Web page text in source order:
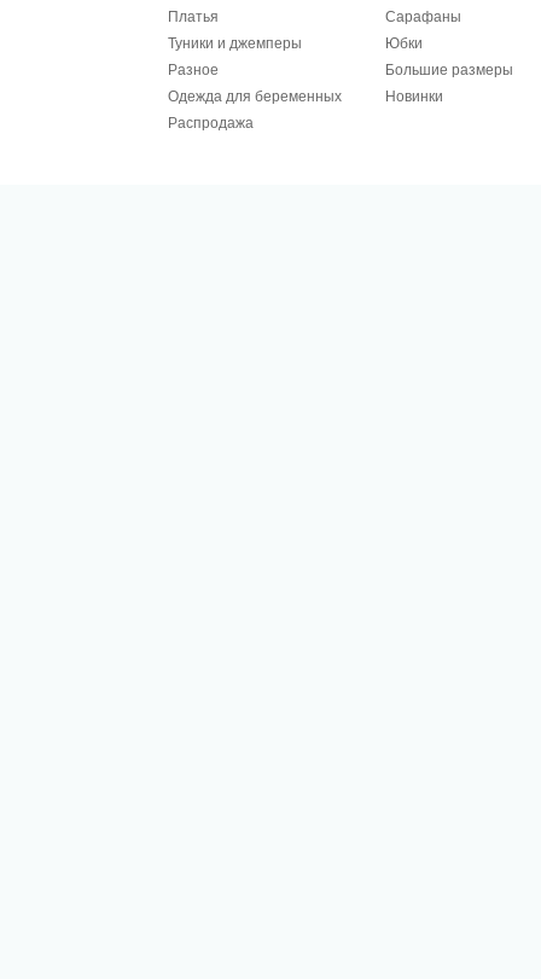
Платья
Сарафаны
Туники и джемперы
Юбки
Разное
Большие размеры
Одежда для беременных
Новинки
Распродажа